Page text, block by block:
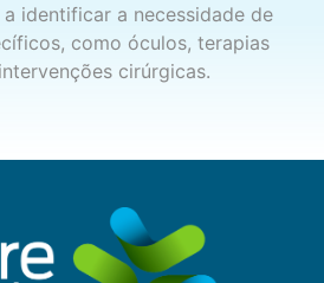
identificar a necessidade de
como óculos, terapias
cirúrgicas.